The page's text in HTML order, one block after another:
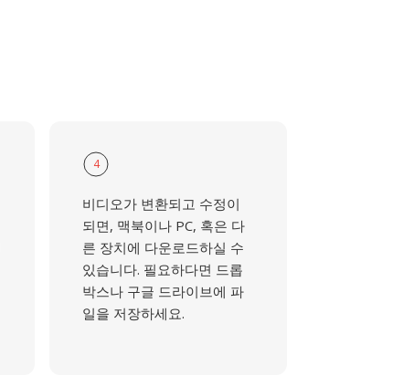
4
비디오가 변환되고 수정이
되면, 맥북이나 PC, 혹은 다
른 장치에 다운로드하실 수
있습니다. 필요하다면 드롭
박스나 구글 드라이브에 파
일을 저장하세요.